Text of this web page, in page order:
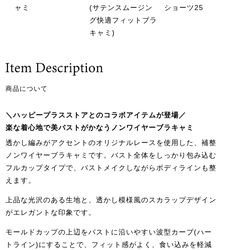
ャミ
(サテンスムージン
グ快適フィットブラ
キャミ)
ショーツ25
商品について
＼ハッピープラスストアとのコラボアイテムが登場／
楽な着心地で美バストがかなうノンワイヤーブラキャミ
透かし編みがアクセントのオリジナルレースを使用した、補整
ノンワイヤーブラキャミです。バスト全体をしっかり包み込む
フルカップタイプで、バストメイクしながらボディラインも整
えます。
上品な光沢のある生地と、透かし模様風のスカラップデザイン
がエレガントな印象です。
モールドカップの上辺をバストに沿いやすい波型カーブ(ハー
トライン)にすることで、フィット感がよく、食い込みを軽減